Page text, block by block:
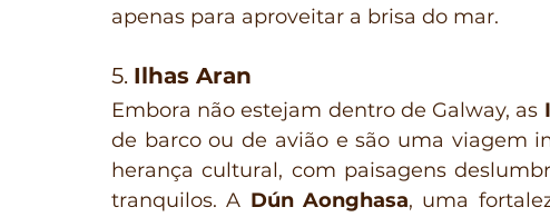
apenas para aproveitar a brisa do mar.
5. Ilhas Aran
Embora não estejam dentro de Galway, as
de barco ou de avião e são uma viagem
herança cultural, com paisagens
tranquilos. A Dún Aonghasa, uma